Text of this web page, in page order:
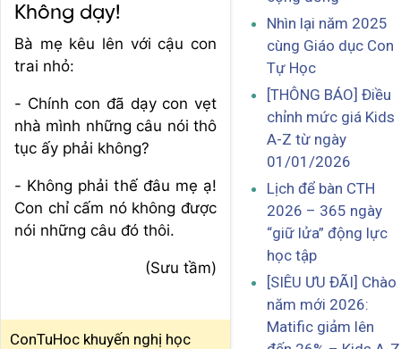
Không dạy!
Bà mẹ kêu lên với cậu con
trai nhỏ:
- Chính con đã dạy con vẹt
nhà mình những câu nói thô
tục ấy phải không?
- Không phải thế đâu mẹ ạ!
Con chỉ cấm nó không được
nói những câu đó thôi.
(Sưu tầm)
ConTuHoc khuyến nghị học
Nhìn lại năm 2025
cùng Giáo dục Con
Tự Học
[THÔNG BÁO] Điều
chỉnh mức giá Kids
A-Z từ ngày
01/01/2026
Lịch để bàn CTH
2026 – 365 ngày
“giữ lửa” động lực
học tập
[SIÊU ƯU ĐÃI] Chào
năm mới 2026:
Matific giảm lên